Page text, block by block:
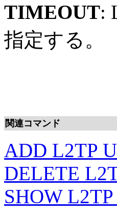
TIMEOUT:
指定する。
関連コマンド
ADD L2TP
DELETE
SHOW